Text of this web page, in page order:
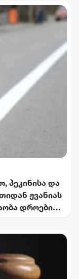
პეკინისა და
ჟვანიას
დროებით